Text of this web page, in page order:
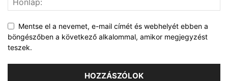
Mentse el a nevemet, e-mail címét és webhelyét ebben a
böngészőben a következő alkalommal, amikor megjegyzést
teszek.